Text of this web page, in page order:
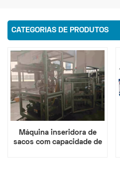
CATEGORIAS DE PRODUTOS
Máquina inseridora de
sacos com capacidade de